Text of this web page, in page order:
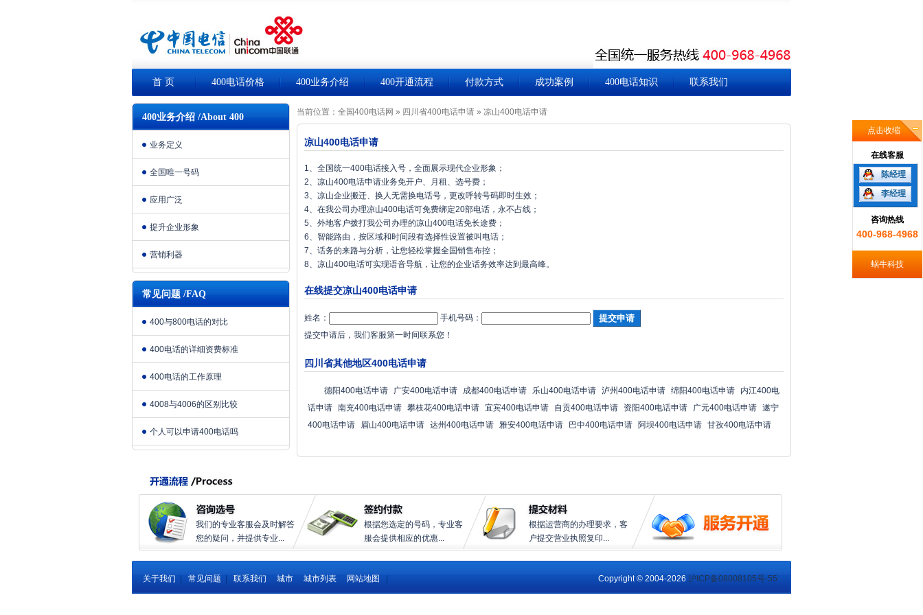
首 页 400电话价格 400业务介绍 400开通流程 付款方式 成功案例 400电话知识 联系我们
400业务介绍 /About 400
业务定义
全国唯一号码
应用广泛
提升企业形象
营销利器
常见问题 /FAQ
400与800电话的对比
400电话的详细资费标准
400电话的工作原理
4008与4006的区别比较
个人可以申请400电话吗
当前位置： 全国400电话网 » 四川省400电话申请 » 凉山400电话申请
凉山400电话申请
1、全国统一400电话接入号，全面展示现代企业形象；
2、凉山400电话申请业务免开户、月租、选号费；
3、凉山企业搬迁、换人无需换电话号，更改呼转号码即时生效；
4、在我公司办理凉山400电话可免费绑定20部电话，永不占线；
5、外地客户拨打我公司办理的凉山400电话免长途费；
6、智能路由，按区域和时间段有选择性设置被叫电话；
7、话务的来路与分析，让您轻松掌握全国销售布控；
8、凉山400电话可实现语音导航，让您的企业话务效率达到最高峰。
在线提交凉山400电话申请
姓名：
手机号码：
提交申请后，我们客服第一时间联系您！
四川省其他地区400电话申请
德阳400电话申请 广安400电话申请 成都400电话申请 乐山400电话申请 泸州400电话申请 绵阳400电话申请
内江400电
话申请 南充400电话申请 攀枝花400电话申请 宜宾400电话申请 自贡400电话申请 资阳400电话申请 广元400电话申请 遂宁
400电话申请
眉山400电话申请 达州400电话申请 雅安400电话申请 巴中400电话申请 阿坝400电话申请 甘孜400电话申请
我们的专业客服会及时解答
您的疑问，并提供专业...
根据您选定的号码，专业客
服会提供相应的优惠...
根据运营商的办理要求，客
户提交营业执照复印...
关于我们 常见问题 联系我们 城市 城市列表 网站地图
点击收缩
在线客服
陈经理
李经理
咨询热线
400-968-4968
蜗牛科技
Copyright © 2004-2026 沪ICP备08008105号-55